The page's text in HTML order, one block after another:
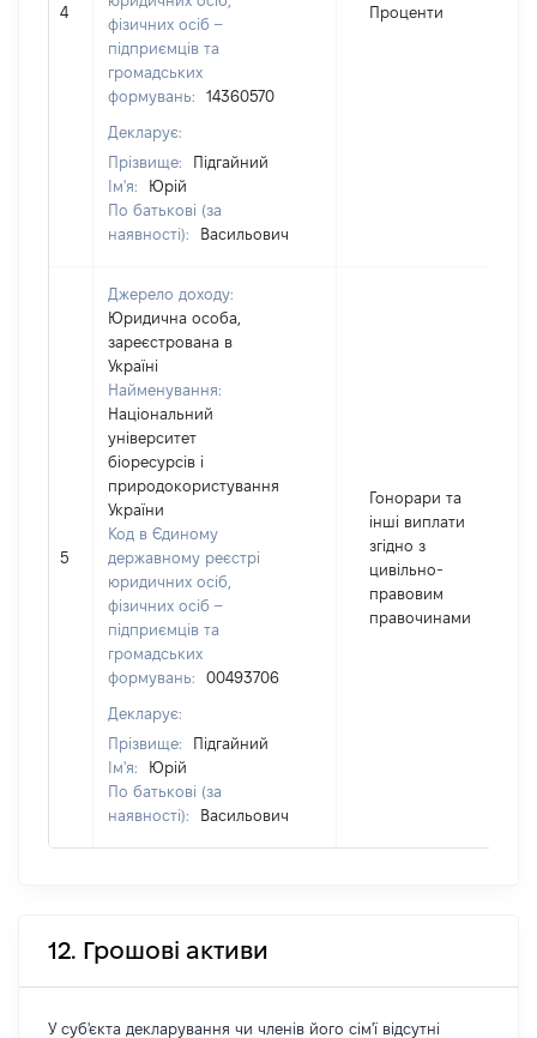
4
фізичних осіб –
підприємців та
громадських
формувань:
14360570
Декларує:
Прізвище:
Підгайний
Ім'я:
Юрій
По батькові (за
наявності):
Васильович
Проценти
5
Джерело доходу:
Юридична особа,
зареєстрована в
Україні
Найменування:
Національний
університет
біоресурсів і
природокористування
України
Код в Єдиному
державному реєстрі
юридичних осіб,
фізичних осіб –
підприємців та
громадських
формувань:
00493706
Декларує:
Прізвище:
Підгайний
Ім'я:
Юрій
По батькові (за
наявності):
Васильович
Гонорари та
інші виплати
згідно з
цивільно-
правовим
правочинами
12. Грошові активи
У суб'єкта декларування чи членів його сім'ї відсутні